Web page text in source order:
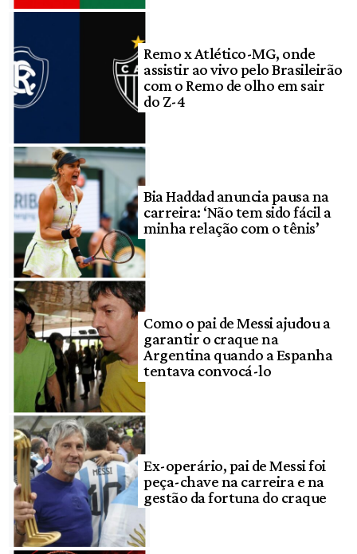
Remo x Atlético-MG, onde
assistir ao vivo pelo Brasileirão
com o Remo de olho em sair
do Z-4
Bia Haddad anuncia pausa na
carreira: ‘Não tem sido fácil a
minha relação com o tênis’
Como o pai de Messi ajudou a
garantir o craque na
Argentina quando a Espanha
tentava convocá-lo
Ex-operário, pai de Messi foi
peça-chave na carreira e na
gestão da fortuna do craque